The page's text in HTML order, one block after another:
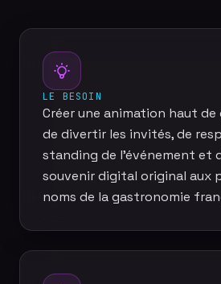
LE BESOIN
Créer une animation haut de
de divertir les invités, de
standing de l'événement et
souvenir digital original aux
noms de la gastronomie